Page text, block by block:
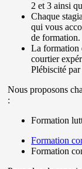
2 et 3 ainsi
Chaque
qui vous
de formation.
La formation
courtier
Plébiscité
Nous proposons
:
Formation
Formation
Formation